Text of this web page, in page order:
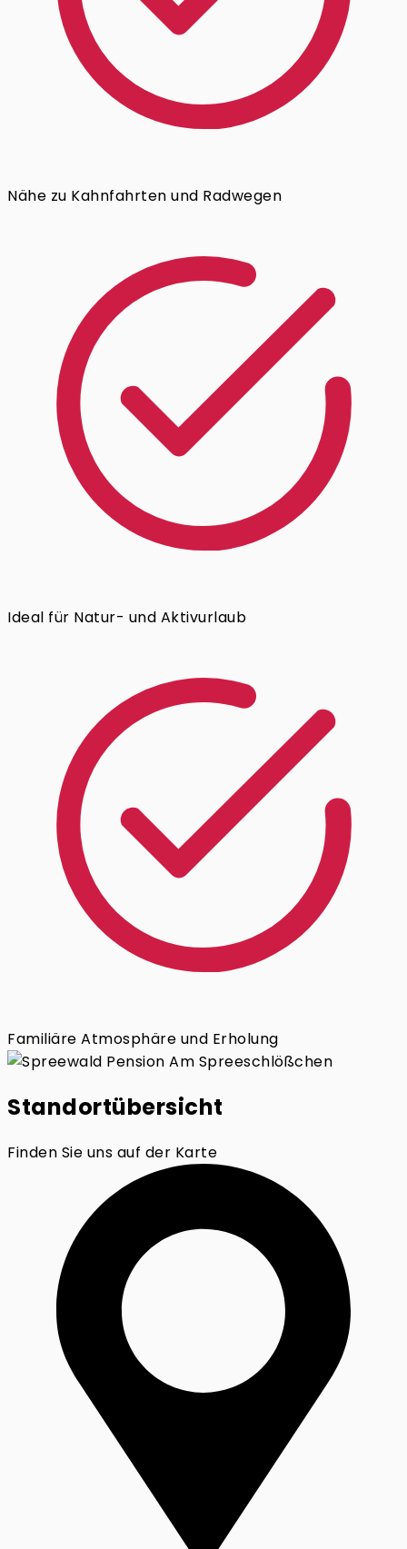
Nähe zu Kahnfahrten und Radwegen
Ideal für Natur- und Aktivurlaub
Familiäre Atmosphäre und Erholung
Standortübersicht
Finden Sie uns auf der Karte